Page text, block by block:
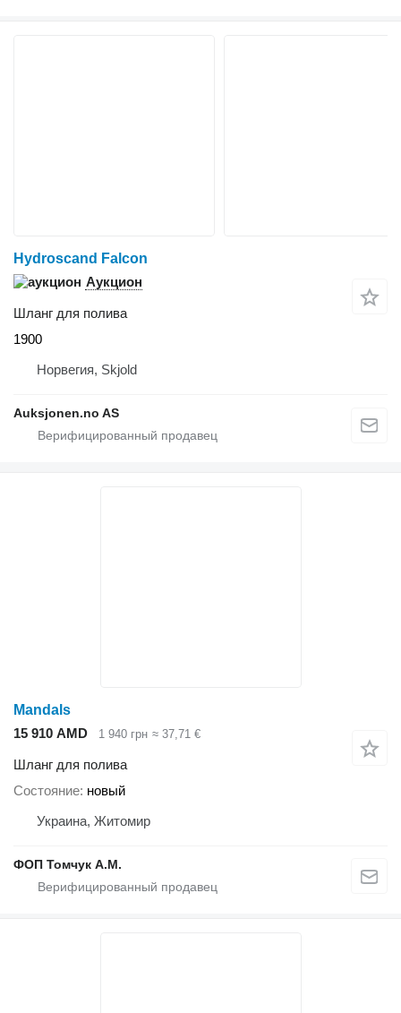
Hydroscand Falcon
Аукцион
Шланг для полива
1900
Норвегия, Skjold
Auksjonen.no AS
Mandals
15 910 AMD
1 940 грн ≈ 37,71 €
Шланг для полива
Состояние новый
Украина, Житомир
ФОП Томчук А.М.